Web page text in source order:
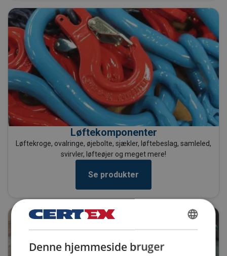
Løftekomponenter
Løftekroge, ovalringe, øjebolte, sjækler, løftebeslag, samleled,
svirvler, løfteøjer og meget mere!
Se produkter
DANISH
ENGLISH TRANSLATION
Denne hjemmeside bruger